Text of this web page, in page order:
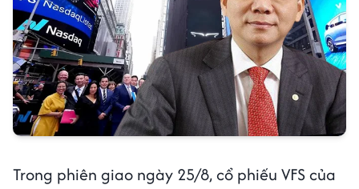
Trong phiên giao ngày 25/8, cổ phiếu VFS của